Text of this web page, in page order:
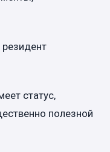
статус,
полезной